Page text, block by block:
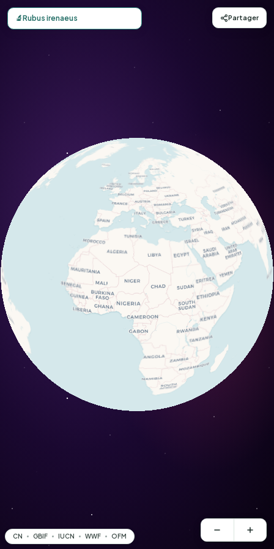
Carte d'observation du Rubus irenaeus (Rubus irenaeus) -
🔬Rubus irenaeus Partager
CN GBIF IUCN WWF OFM